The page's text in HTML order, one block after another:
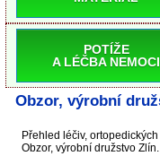
POTÍŽE
A LÉČBA NEMOCI
Obzor, výrobní
Přehled léčiv,
Obzor, výrobní družstvo Zlín.